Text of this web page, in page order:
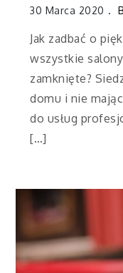
30 Marca 2020
Jak zadbać o
wszystkie
zamknięte?
domu i nie
do usług
[…]